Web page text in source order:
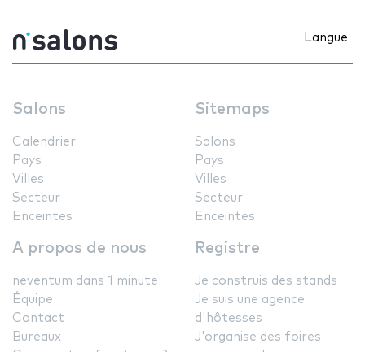
Langue
Salons
Calendrier
Pays
Villes
Secteur
Enceintes
Sitemaps
Salons
Pays
Villes
Secteur
Enceintes
A propos de nous
neventum dans 1 minute
Équipe
Contact
Bureaux
Registre
Je construis des stands
Je suis une agence
d'hôtesses
J'organise des foires